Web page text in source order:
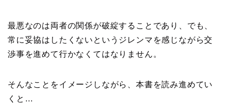
最悪なのは両者の関係が破綻することであり、でも、
常に妥協はしたくないというジレンマを感じながら交
渉事を進めて行かなくてはなりません。
そんなことをイメージしながら、本書を読み進めてい
くと…